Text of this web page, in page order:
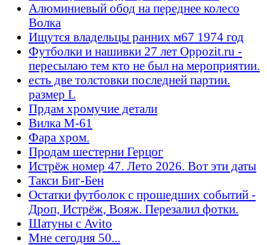
Алюминиевый обод на переднее колесо
Волка
Ищутся владельцы ранних м67 1974 год
Футболки и нашивки 27 лет Oppozit.ru -
пересылаю тем кто не был на мероприятии.
есть две толстовки последней партии.
размер L
Прдам хромучие детали
Вилка М-61
Фара хром.
Продам шестерни Герцог
Истрёж номер 47. Лето 2026. Вот эти даты
Такси Биг-Бен
Остатки футболок с прошедших событий -
Дроп, Истрёж, Вояж. Перезалил фотки.
Шатуны с Avito
Мне сегодня 50...